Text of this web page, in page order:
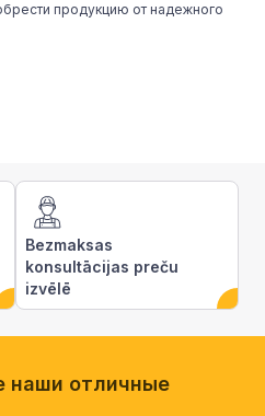
продукцию от надежного
Bezmaksas
konsultācijas preču
izvēlē
наши отличные